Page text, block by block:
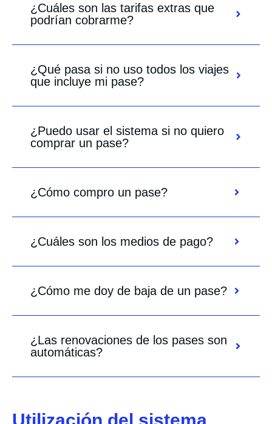
¿Cuáles son las tarifas extras que
podrían cobrarme?
¿Qué pasa si no uso todos los viajes
que incluye mi pase?
¿Puedo usar el sistema si no quiero
comprar un pase?
¿Cómo compro un pase?
¿Cuáles son los medios de pago?
¿Cómo me doy de baja de un pase?
¿Las renovaciones de los pases son
automáticas?
Utilización del sistema